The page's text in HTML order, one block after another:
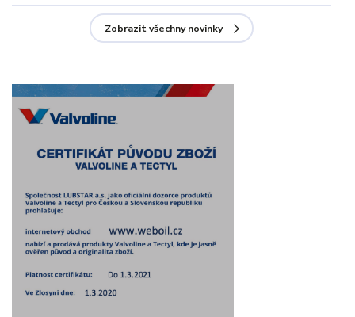
Zobrazit všechny novinky